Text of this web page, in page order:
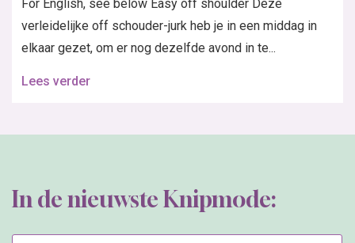
For English, see below Easy off shoulder Deze
verleidelijke off schouder-jurk heb je in een middag in
elkaar gezet, om er nog dezelfde avond in te...
Lees verder
In de nieuwste Knipmode: